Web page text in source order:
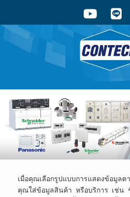
เมื่อคุณเลือกรูปแบบการแสดงข้อมูลต
คุณใส่ข้อมูลสินค้า หรือบริการ เช่น